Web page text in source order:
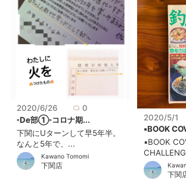
2020/6/26
0
▫︎De部①▫︎コロナ期...
下関にUターンして早5年半。
なんと5年で、...
Kawano Tomomi
下関店
2020/5/1
▪︎BOOK
▪BOOK
下関